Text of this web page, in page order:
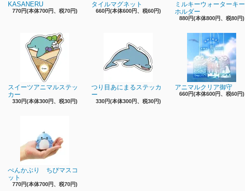
KASANERU
770円(本体700円、税70円)
タイルマグネット
660円(本体600円、税60円)
ミルキーウォーターキー
ホルダー
880円(本体800円、税80円)
スイーツアニマルステッ
カー
330円(本体300円、税30円)
つり目あにまるステッカ
ー
330円(本体300円、税30円)
アニマルクリア御守
660円(本体600円、税60円)
ぺんかぶり ちびマスコ
ット
770円(本体700円、税70円)